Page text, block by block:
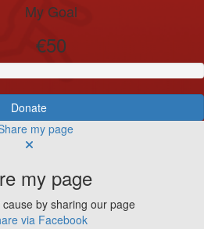
My Goal
€50
Donate
my page
my page
by sharing our page
via Facebook